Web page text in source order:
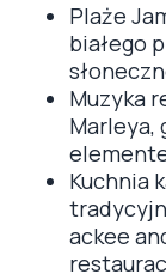
Plaże
białego
Muzyka
Marleya,
Kuchnia
ackee